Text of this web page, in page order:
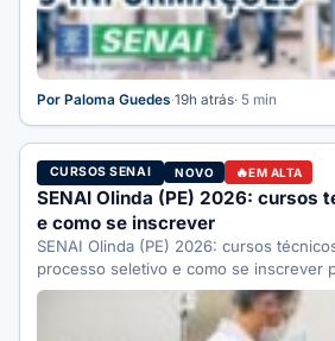
Por Paloma Guedes·19h atrás· 5 min
CURSOS SENAI NOVO EM ALTA
SENAI Olinda (PE) 2026: cursos
e como se inscrever
SENAI Olinda (PE) 2026: cursos
processo seletivo e como se inscrever
completo.